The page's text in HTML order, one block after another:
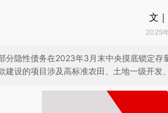
文
2025
分隐性债务在2023年3月末中央摸底锁定存
建设的项目涉及高标准农田、土地一级开发